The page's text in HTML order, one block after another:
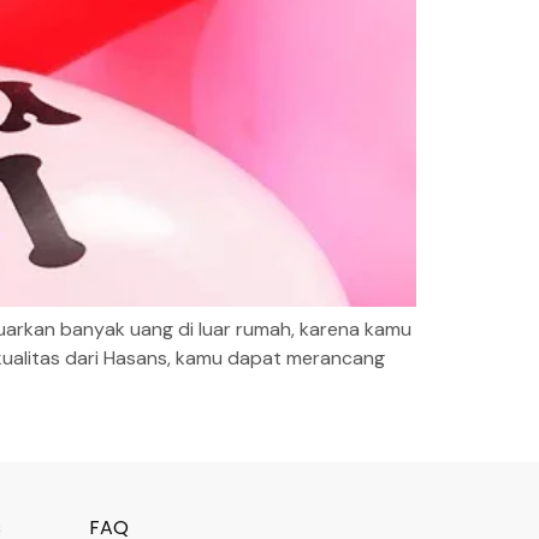
banyak uang di luar rumah, karena kamu
dari Hasans, kamu dapat merancang
FAQ